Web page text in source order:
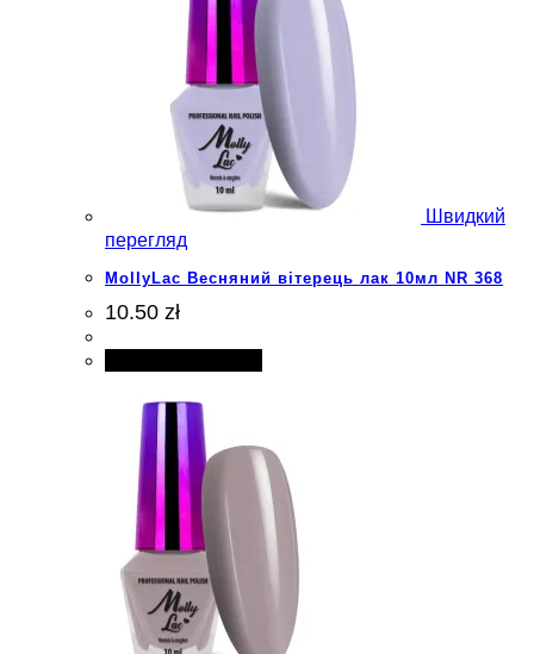
Швидкий
перегляд
MollyLac Весняний вітерець лак 10мл NR 368
10.50 zł